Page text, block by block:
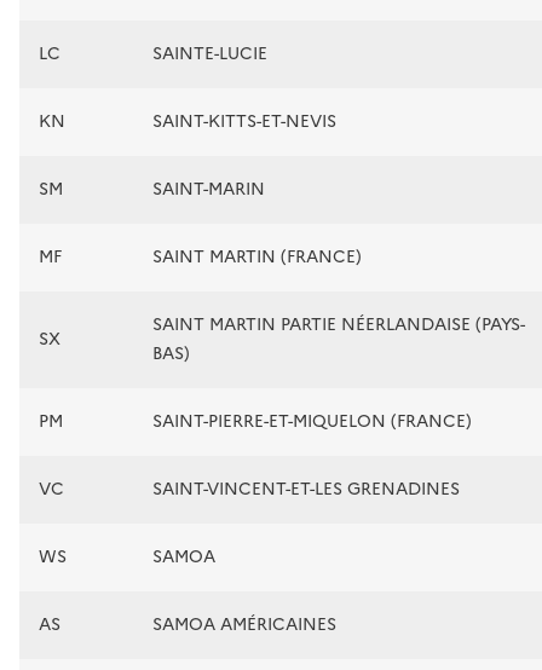
LC SAINTE-LUCIE
KN SAINT-KITTS-ET-NEVIS
SM SAINT-MARIN
MF SAINT MARTIN (FRANCE)
SX
SAINT MARTIN PARTIE NÉERLANDAISE (PAYS-
BAS)
PM SAINT-PIERRE-ET-MIQUELON (FRANCE)
VC SAINT-VINCENT-ET-LES GRENADINES
WS SAMOA
AS SAMOA AMÉRICAINES